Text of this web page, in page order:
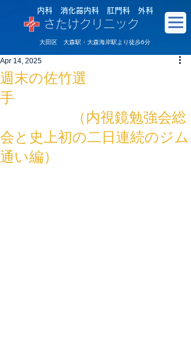
内科 消化器内科 肛門科 外科
さたけクリニック
大田区 大森駅・大森海岸駅より徒歩6分
週末の佐竹選
手
（内視鏡勉強会総
会と史上初の二日連続のジム
通い編）
Apr 14, 2025